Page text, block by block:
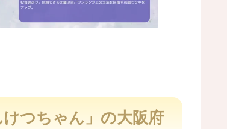
e
つちゃん」の大阪府